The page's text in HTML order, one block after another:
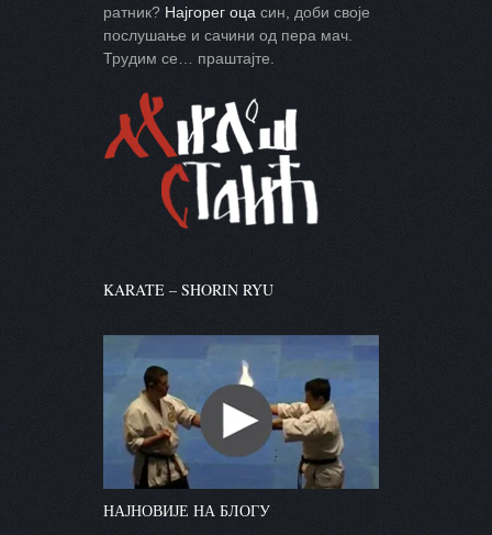
ратник? Најгорег оца син, доби своје
послушање и сачини од пера мач.
Трудим се… праштајте.
KARATE – SHORIN RYU
НАЈНОВИЈЕ НА БЛОГУ